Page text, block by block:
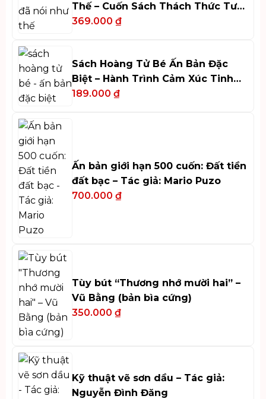
Thế – Cuốn Sách Thách Thức Tư
Duy
369.000 ₫
Sách Hoàng Tử Bé Ấn Bản Đặc
Biệt – Hành Trình Cảm Xúc Tinh
Tế
189.000 ₫
Ấn bản giới hạn 500 cuốn: Đất tiền
đất bạc – Tác giả: Mario Puzo
700.000 ₫
Tùy bút “Thương nhớ mười hai” –
Vũ Bằng (bản bìa cứng)
350.000 ₫
Kỹ thuật vẽ sơn dầu – Tác giả:
Nguyễn Đình Đăng